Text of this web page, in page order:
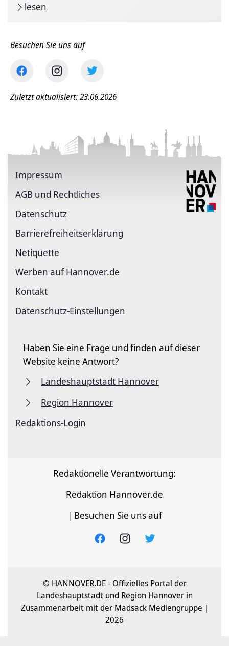
lesen
Besuchen Sie uns auf
Zuletzt aktualisiert: 23.06.2026
Impressum
AGB und Rechtliches
Datenschutz
Barriere­freiheits­erklärung
Netiquette
Werben auf Hannover.de
Kontakt
Datenschutz-Einstellungen
Haben Sie eine Frage und finden auf dieser
Website keine Antwort?
Landeshauptstadt Hannover
Region Hannover
Redaktions-Login
Redaktionelle Verantwortung:
Redaktion Hannover.de
| Besuchen Sie uns auf
© HANNOVER.DE - Offizielles Portal der
Landeshauptstadt und Region Hannover in
Zusammenarbeit mit der Madsack Mediengruppe |
2026